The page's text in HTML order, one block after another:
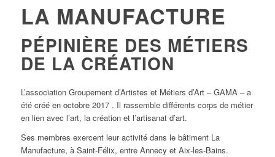
LA MANUFACTURE
PÉPINIÈRE DES MÉTIERS
DE LA CRÉATION
L’association Groupement d’Artistes et Métiers d’Art – GAMA – a
été créé en octobre 2017 . Il rassemble différents corps de métier
en lien avec l’art, la création et l’artisanat d’art.
Ses membres exercent leur activité dans le bâtiment La
Manufacture, à Saint-Félix, entre Annecy et Aix-les-Bains.